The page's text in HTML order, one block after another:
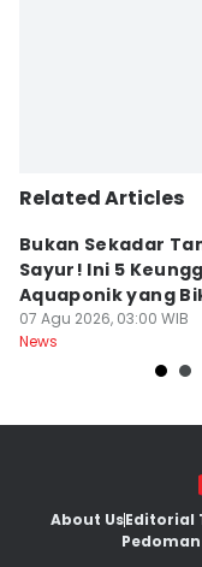
Related Articles
Bukan Sekadar
Sayur! Ini 5
Aquaponik yang
Takjub
07 Agu 2026, 03:00 WIB
News
About UsEditorial